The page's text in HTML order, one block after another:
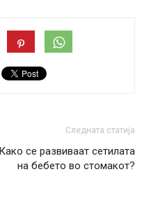
Следната статија
Како се развиваат сетилата
на бебето во стомакот?